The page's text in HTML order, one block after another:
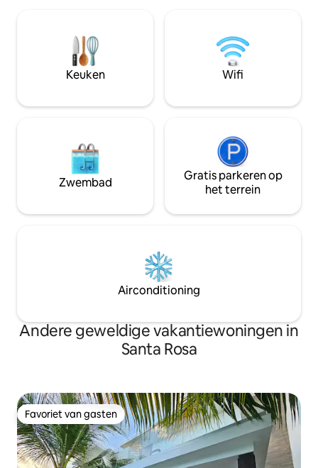
Estrada, een doorgewinterde
interieurontwerper. Open het hele huis
om te verwelkomen in de ontspannende
geluiden en te genieten van de
hele huis, de tuin
voor jou om van
perfecte uitje uit
Keuken Wifi
Zwembad
Gratis parkeren op
het terrein
Airconditioning
Andere geweldige vakantiewoningen in
Santa Rosa
Favoriet van gasten
Favoriet van gasten